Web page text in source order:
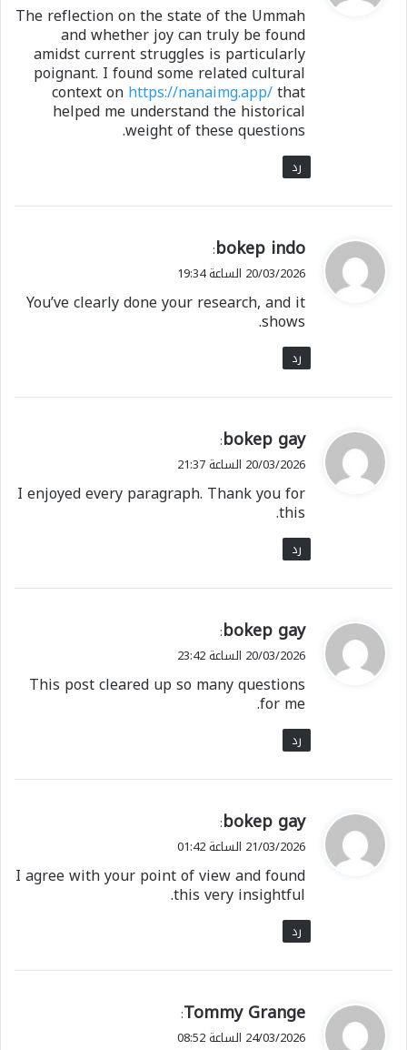
ل
The reflection on the state of the Ummah
and whether joy can truly be found
amidst current struggles is particularly
poignant. I found some related cultural
context onhttps://nanaimg.app/that
helped me understand the historical
weight of these questions.
رد
ي
ق
ل
bokep indo
:
20/03/2026 الساعة 19:34
You’ve clearly done your research, and it
shows.
رد
ي
ق
ل
bokep gay
:
20/03/2026 الساعة 21:37
I enjoyed every paragraph. Thank you for
this.
رد
ي
ق
ل
bokep gay
:
20/03/2026 الساعة 23:42
This post cleared up so many questions
for me.
رد
ي
ق
ل
bokep gay
:
21/03/2026 الساعة 01:42
I agree with your point of view and found
this very insightful.
رد
ي
ق
Tommy Grange
:
24/03/2026 الساعة 08:52